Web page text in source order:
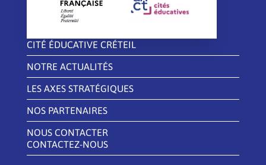
CITÉ ÉDUCATIVE CRÉTEIL
NOTRE ACTUALITÉS
LES AXES STRATÉGIQUES
NOS PARTENAIRES
NOUS CONTACTER
CONTACTEZ-NOUS